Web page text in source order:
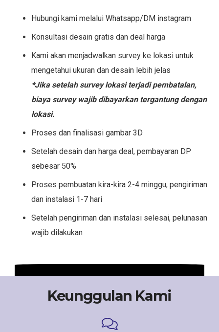
Hubungi kami melalui Whatsapp/DM instagram
Konsultasi desain gratis dan deal harga
Kami akan menjadwalkan survey ke lokasi untuk
mengetahui ukuran dan desain lebih jelas
*Jika setelah survey lokasi terjadi pembatalan,
biaya survey wajib dibayarkan tergantung dengan
lokasi.
Proses dan finalisasi gambar 3D
Setelah desain dan harga deal, pembayaran DP
sebesar 50%
Proses pembuatan kira-kira 2-4 minggu, pengiriman
dan instalasi 1-7 hari
Setelah pengiriman dan instalasi selesai, pelunasan
wajib dilakukan
Keunggulan Kami